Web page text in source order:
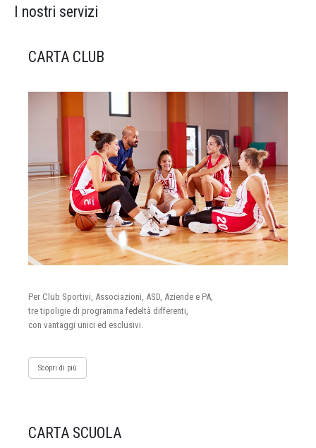
I nostri servizi
CARTA CLUB
Per Club Sportivi, Associazioni, ASD, Aziende e PA,
tre tipoligie di programma fedeltà differenti,
con vantaggi unici ed esclusivi.
Scopri di più
CARTA SCUOLA